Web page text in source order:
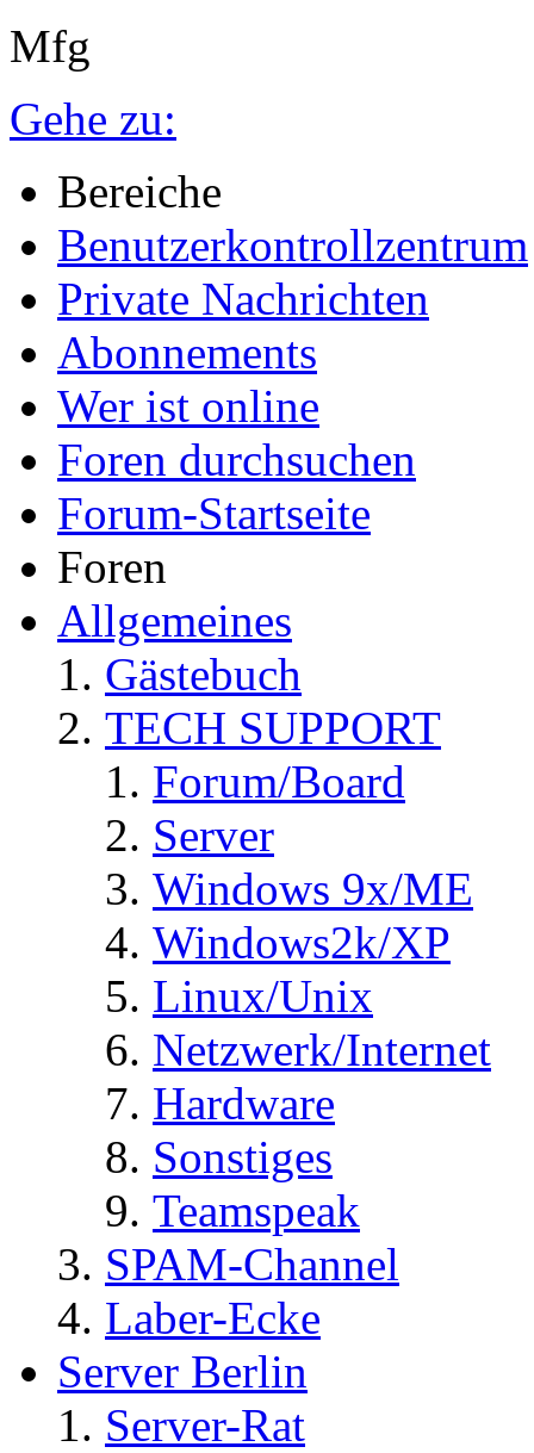
Mfg
Gehe zu:
Bereiche
Benutzerkontrollzentrum
Private Nachrichten
Abonnements
Wer ist online
Foren durchsuchen
Forum-Startseite
Foren
Allgemeines
Gästebuch
TECH SUPPORT
Forum/Board
Server
Windows 9x/ME
Windows2k/XP
Linux/Unix
Netzwerk/Internet
Hardware
Sonstiges
Teamspeak
SPAM-Channel
Laber-Ecke
Server Berlin
Server-Rat